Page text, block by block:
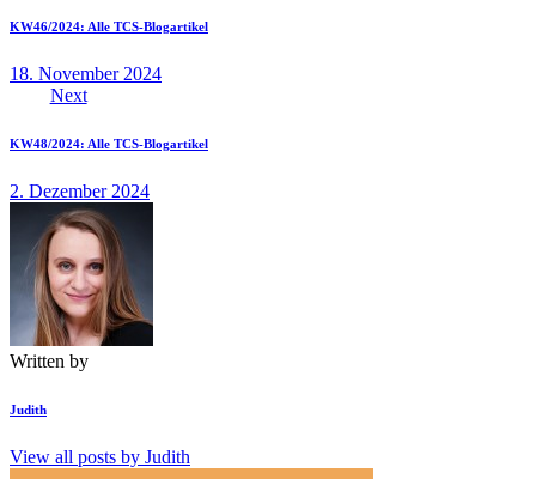
KW46/2024: Alle TCS-Blogartikel
18. November 2024
Next
KW48/2024: Alle TCS-Blogartikel
2. Dezember 2024
Written by
Judith
View all posts by Judith